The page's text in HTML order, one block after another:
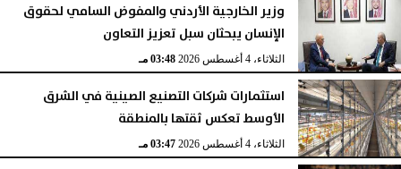
وزير الخارجية الأردني والمفوض السامي لحقوق
الإنسان يبحثان سبل تعزيز التعاون
الثلاثاء، 4 أغسطس 2026 03:48 مـ
استثمارات شركات التصنيع الصينية في الشرق
الأوسط تعكس ثقتها بالمنطقة
الثلاثاء، 4 أغسطس 2026 03:47 مـ